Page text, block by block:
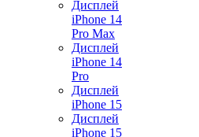
Дисплей
iPhone 14
Pro Max
Дисплей
iPhone 14
Pro
Дисплей
iPhone 15
Дисплей
iPhone 15